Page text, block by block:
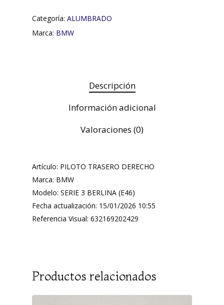
Categoría: ALUMBRADO
Marca: BMW
Descripción
Información adicional
Valoraciones (0)
Artículo: PILOTO TRASERO DERECHO
Marca: BMW
Modelo: SERIE 3 BERLINA (E46)
Fecha actualización: 15/01/2026 10:55
Referencia Visual: 632169202429
Productos relacionados